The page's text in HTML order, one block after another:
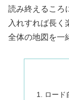
読み終えるころ
入れすれば長く
全体の地図を一
ロード